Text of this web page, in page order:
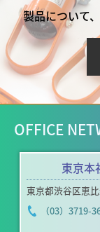
製品について
OFFICE
東京本
東京都渋谷区恵
（03）3719-